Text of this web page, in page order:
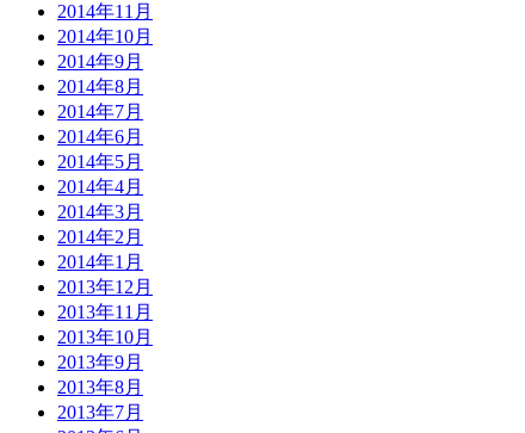
2014年11月
2014年10月
2014年9月
2014年8月
2014年7月
2014年6月
2014年5月
2014年4月
2014年3月
2014年2月
2014年1月
2013年12月
2013年11月
2013年10月
2013年9月
2013年8月
2013年7月